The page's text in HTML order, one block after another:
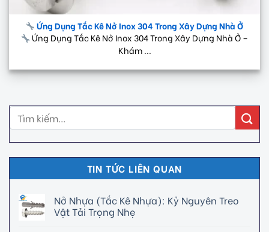
Ứng Dụng Tắc Kê Nở Inox 304 Trong Xây Dựng Nhà Ở
Ứng Dụng Tắc Kê Nở Inox 304 Trong Xây Dựng Nhà Ở –
Khám ...
TIN TỨC LIÊN QUAN
Nở Nhựa (Tắc Kê Nhựa): Kỷ Nguyên Treo
Vật Tải Trọng Nhẹ